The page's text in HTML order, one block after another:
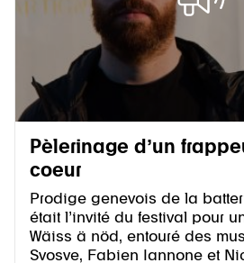
Pèlerinage d’un
coeur
Prodige genevois de la
était l’invité du festival pour
Wäiss ä nöd, entouré des
Svosve, Fabien Iannone et